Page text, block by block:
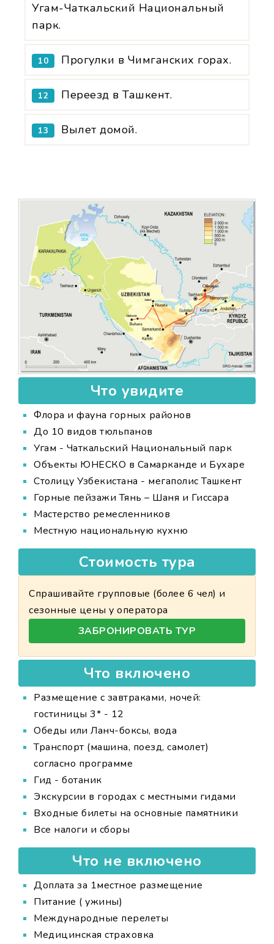
Угам-Чаткальский Национальный
парк.
10 Прогулки в Чимганских горах.
12 Переезд в Ташкент.
13 Вылет домой.
Что увидите
Флора и фауна горных районов
До 10 видов тюльпанов
Угам - Чаткальский Национальный парк
Объекты ЮНЕСКО в Самарканде и Бухаре
Столицу Узбекистана - мегаполис Ташкент
Горные пейзажи Тянь – Шаня и Гиссара
Мастерство ремесленников
Местную национальную кухню
Стоимость тура
Спрашивайте групповые (более 6 чел) и
сезонные цены у оператора
ЗАБРОНИРОВАТЬ ТУР
Что включено
Размещение с завтраками, ночей:
гостиницы 3* - 12
Обеды или Ланч-боксы, вода
Транспорт (машина, поезд, самолет)
согласно программе
Гид - ботаник
Экскурсии в городах с местными гидами
Входные билеты на основные памятники
Все налоги и сборы
Что не включено
Доплата за 1местное размещение
Питание ( ужины)
Международные перелеты
Медицинская страховка